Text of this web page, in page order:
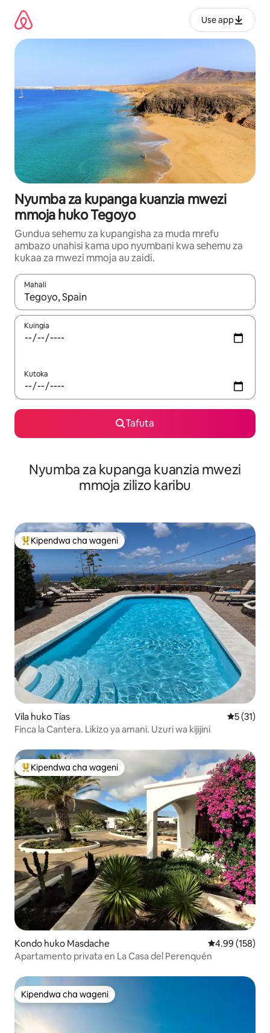
kwenda
kwenye
maudhui
Use app
Nyumba za kupanga kuanzia mwezi
mmoja huko Tegoyo
Gundua sehemu za kupangisha za muda mrefu
ambazo unahisi kama upo nyumbani kwa sehemu za
kukaa za mwezi mmoja au zaidi.
Mahali
Wakati matokeo yanapatikana, vinjari kwa kutumia vitufe vya
Kuingia
Kutoka
Tafuta
Nyumba za kupanga kuanzia mwezi
mmoja zilizo karibu
Kipendwa maarufu cha wageni
Kipendwa cha wageni
Vila huko Tías Ukadiriaji
5 (31)
Finca la Cantera. Likizo ya amani. Uzuri wa kijijini
Kipendwa maarufu cha wageni
Kipendwa cha wageni
Kondo huko Masdache Ukadiriaji wa
4.99 (158)
Apartamento privata en La Casa del Perenquén
Kipendwa cha wageni
Kipendwa cha wageni